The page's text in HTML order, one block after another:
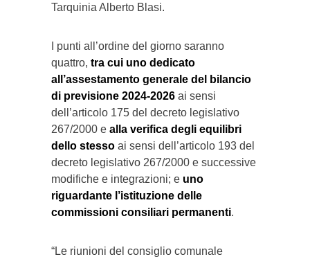
Tarquinia Alberto Blasi.
I punti all’ordine del giorno saranno
quattro, tra cui uno dedicato
all’assestamento generale del bilancio
di previsione 2024-2026 ai sensi
dell’articolo 175 del decreto legislativo
267/2000 e alla verifica degli equilibri
dello stesso ai sensi dell’articolo 193 del
decreto legislativo 267/2000 e successive
modifiche e integrazioni; e uno
riguardante l’istituzione delle
commissioni consiliari permanenti.
“Le riunioni del consiglio comunale